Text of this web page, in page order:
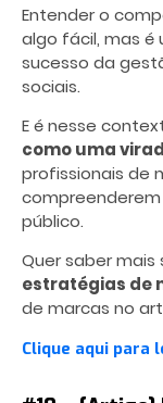
Entender o
algo fácil, mas é
sucesso da
sociais.
E é nesse
como uma
profissionais de
público.
Quer saber mais
estratégias de
de marcas no
Clique aqui para